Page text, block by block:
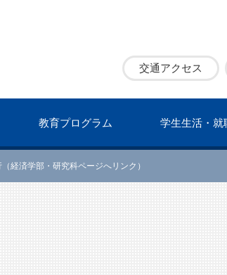
交通アクセス
教育プログラム 学⽣⽣活・就
経済学部・研究科ページへリンク）